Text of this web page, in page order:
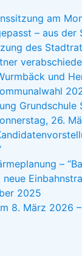
am
– aus
des
und
26.
–
2025
8. März 2026